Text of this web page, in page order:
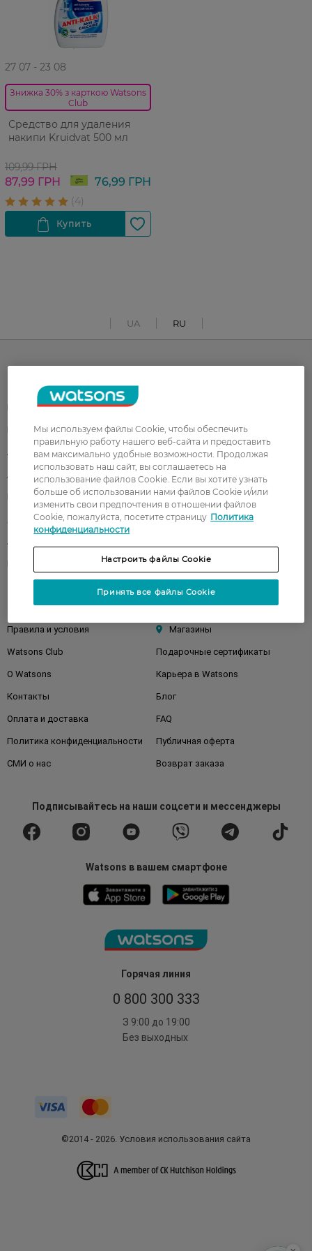
27 07 - 23 08
Знижка 30% з карткою Watsons
Club
Средство для удаления
накипи Kruidvat 500 мл
109,99 ГРН
87,99 ГРН 76,99 ГРН
UA RU
Горячая линия
0 800 300 333
З 9:00 до 19:00
Без выходных
Каталог
Корейская косметика
Парфюмерия Здоровье
Акции Макияж
Лицо Тело
Подарки Детям
Волосы
Аксессуары
Клиентам
Правила и условия Магазины
Watsons Club Подарочные сертификаты
О Watsons Карьера в Watsons
Контакты Блог
Оплата и доставка FAQ
Политика конфиденциальности Публичная оферта
СМИ о нас Возврат заказа
Подписывайтесьна наши соцсети и мессенджеры
Watsons в вашем смартфоне
©2014 - 2026. Условия использования сайта
Мы используем файлы Cookie, чтобы обеспечить
правильную работу нашего веб-сайта и предоставить
вам максимально удобные возможности. Продолжая
использовать наш сайт, вы соглашаетесь на
использование файлов Cookie. Если вы хотите узнать
больше об использовании нами файлов Cookie и/или
изменить свои предпочтения в отношении файлов
Cookie, пожалуйста, посетите страницу Политика
конфиденциальности
Настроить файлы Cookie
Принять все файлы Cookie